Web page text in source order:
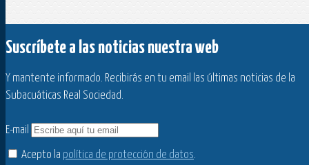
Suscríbete a las noticias nuestra web
Y mantente informado. Recibirás en tu email las últimas noticias de la
Subacuáticas Real Sociedad.
E-mail
Acepto la política de protección de datos.